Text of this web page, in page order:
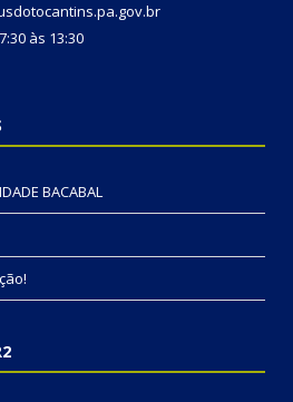
às 13:30
BACABAL